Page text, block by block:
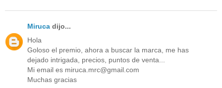
Miruca dijo...
Hola
Goloso el premio, ahora a buscar la marca, me has
dejado intrigada, precios, puntos de venta...
Mi email es miruca.mrc@gmail.com
Muchas gracias